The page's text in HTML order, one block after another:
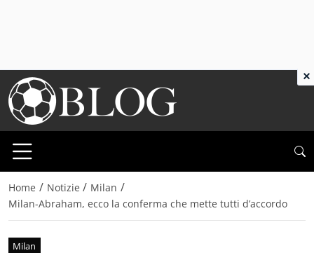
Home / Notizie / Milan /
Milan-Abraham, ecco la conferma che mette tutti d’accordo
Milan
×